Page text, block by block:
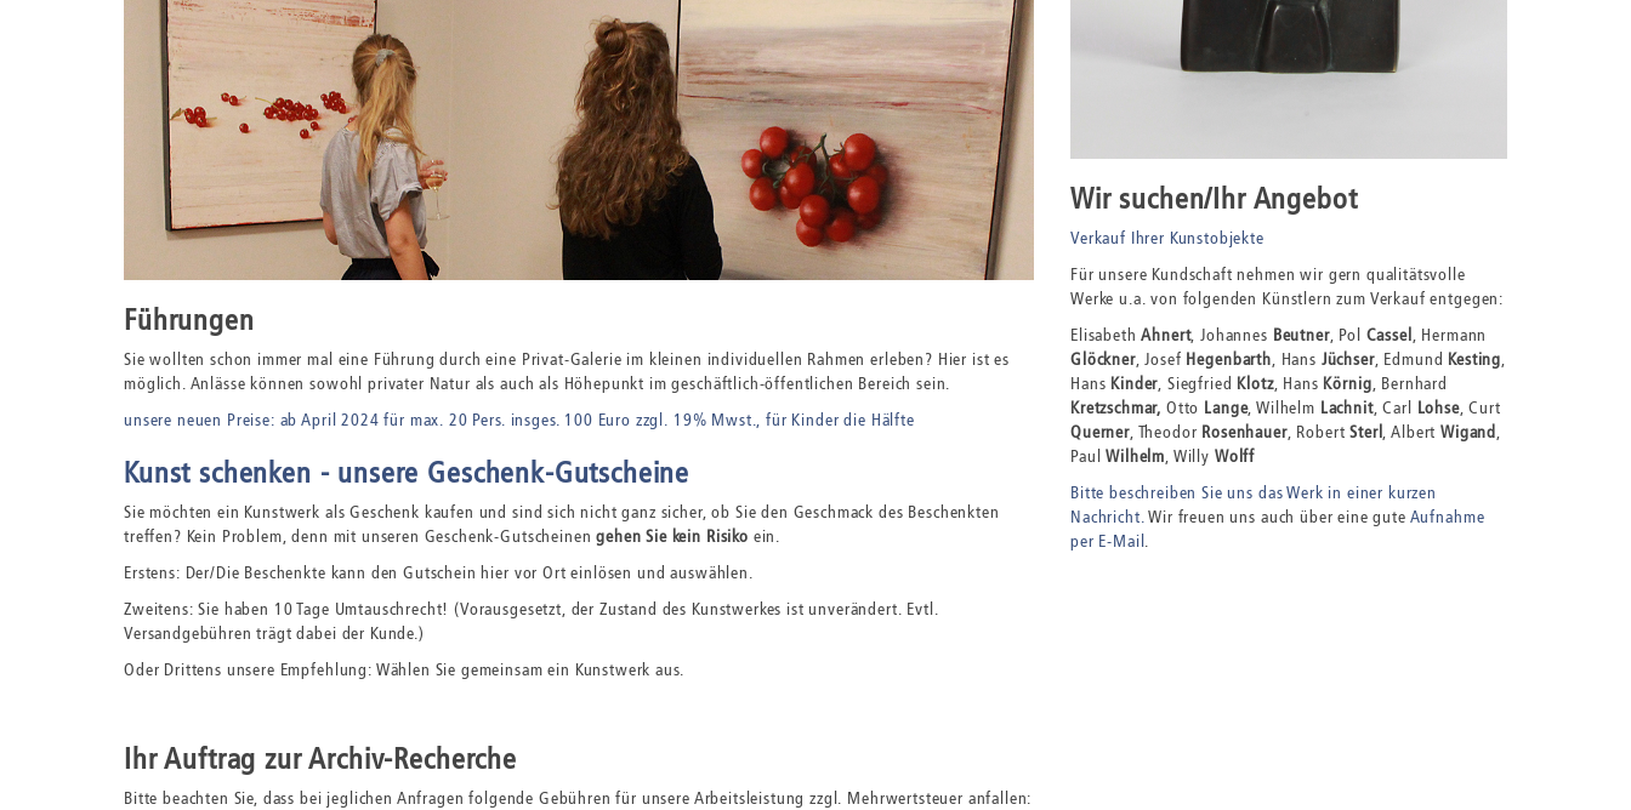
Führungen
Sie wollten schon immer mal eine Führung durch eine Privat-Galerie im kleinen individuellen Rahmen erleben? Hier ist es
möglich. Anlässe können sowohl privater Natur als auch als Höhepunkt im geschäftlich-öffentlichen Bereich sein.
unsere neuen Preise: ab April 2024 für max. 20 Pers. insges. 100 Euro zzgl. 19% Mwst., für Kinder die Hälfte
Kunst schenken - unsere Geschenk-Gutscheine
Sie möchten ein Kunstwerk als Geschenk kaufen und sind sich nicht ganz sicher, ob Sie den Geschmack des Beschenkten
treffen? Kein Problem, denn mit unseren Geschenk-Gutscheinengehen Sie kein Risiko ein.
Erstens: Der/Die Beschenkte kann den Gutschein hier vor Ort einlösen und auswählen.
Zweitens: Sie haben 10 Tage Umtauschrecht! (Vorausgesetzt, der Zustand des Kunstwerkes ist unverändert. Evtl.
Versandgebühren trägt dabei der Kunde.)
Oder Drittens unsere Empfehlung: Wählen Sie gemeinsam ein Kunstwerk aus.
Ihr Auftrag zur Archiv-Recherche
Bitte beachten Sie, dass bei jeglichen Anfragen folgende Gebühren für unsere Arbeitsleistung zzgl. Mehrwertsteuer anfallen:
Wir suchen/Ihr Angebot
Verkauf Ihrer Kunstobjekte
Für unsere Kundschaft nehmen wir gern qualitätsvolle
Werke u.a. von folgenden Künstlern zum Verkauf entgegen:
ElisabethAhnert, Johannes Beutner, Pol Cassel , Hermann
Glöckner, Josef Hegenbarth, Hans Jüchser, Edmund Kesting,
Hans Kinder, Siegfried Klotz, Hans Körnig, Bernhard
Kretzschmar, Otto Lange, Wilhelm Lachnit, Carl Lohse, Curt
Querner, Theodor Rosenhauer, RobertSterl , AlbertWigand ,
PaulWilhelm, Willy Wolff
Bitte beschreiben Sie uns das Werk in einer kurzen
Nachricht.Wir freuen uns auch über eine gute Aufnahme
per E-Mail .